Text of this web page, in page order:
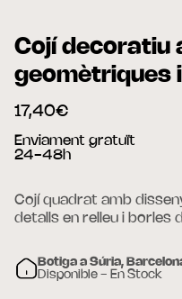
Cojí decoratiu
geomètriques
17,40€
Enviament gratuït
24-48h
Cojí quadrat amb
detalls en relleu i borles
Botiga a Súria,
Disponible - En Stock